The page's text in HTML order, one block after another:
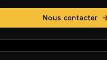
Nous contacter